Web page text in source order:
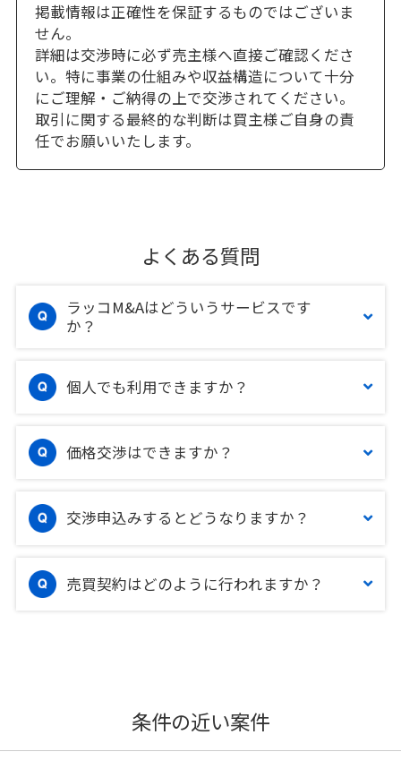
掲載情報は正確性を保証するものではございま
せん。
詳細は交渉時に必ず売主様へ直接ご確認くださ
い。特に事業の仕組みや収益構造について十分
にご理解・ご納得の上で交渉されてください。
取引に関する最終的な判断は買主様ご自身の責
任でお願いいたします。
よくある質問
ラッコM&Aはどういうサービスです
か？
個人でも利用できますか？
価格交渉はできますか？
交渉申込みするとどうなりますか？
売買契約はどのように行われますか？
条件の近い案件